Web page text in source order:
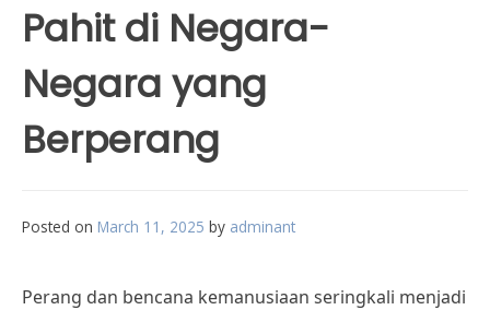
Pahit di Negara-
Negara yang
Berperang
Posted on March 11, 2025 by adminant
Perang dan bencana kemanusiaan seringkali menjadi